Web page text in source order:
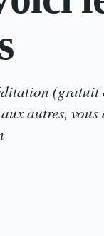
(gratuit
autres, vous